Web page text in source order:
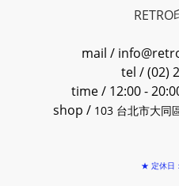
RETRO
mail /
tel / (02)
time / 12:00 -
shop / 103 台北市大同
★ 定休日